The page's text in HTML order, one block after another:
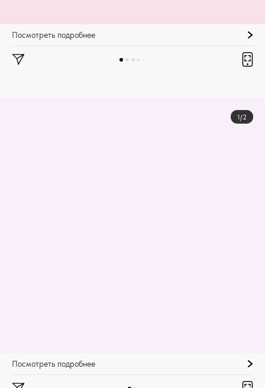
Посмотреть подробнее
1/2
Посмотреть подробнее